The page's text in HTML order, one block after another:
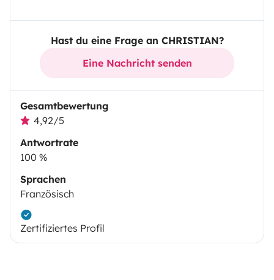
Hast du eine Frage an CHRISTIAN?
Eine Nachricht senden
Gesamtbewertung
4,92/5
Antwortrate
100 %
Sprachen
Französisch
Zertifiziertes Profil